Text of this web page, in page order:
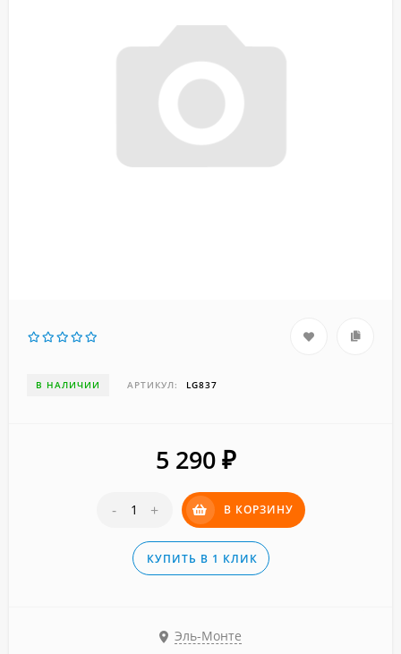
В НАЛИЧИИ АРТИКУЛ: LG837
5 290 ₽
- + В КОРЗИНУ
КУПИТЬ В 1 КЛИК
Эль-Монте